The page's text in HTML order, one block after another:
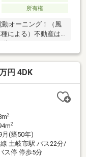
所有権
オーニング！（風
による）不動産は
きたく思います。実
辺の環境等を感じて
円 4DK
2
2
月(築50年)
土岐市駅 バス22分/
ス停 停歩5分